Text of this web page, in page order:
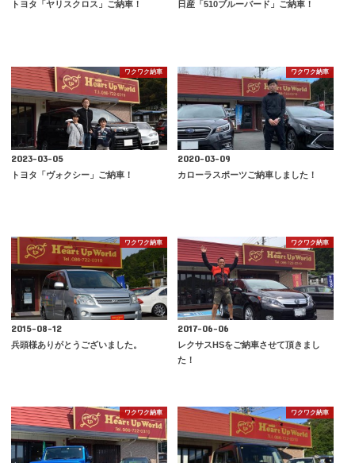
トヨタ「ヤリスクロス」ご納車！ 日産「510ブルーバード」ご納車！
ワクワク納車
2023-03-05
トヨタ「ヴォクシー」ご納車！
ワクワク納車
2020-03-09
カローラスポーツご納車しました！
ワクワク納車
2015-08-12
兵頭様ありがとうございました。
ワクワク納車
2017-06-06
レクサスHSをご納車させて頂きまし
た！
ワクワク納車 ワクワク納車